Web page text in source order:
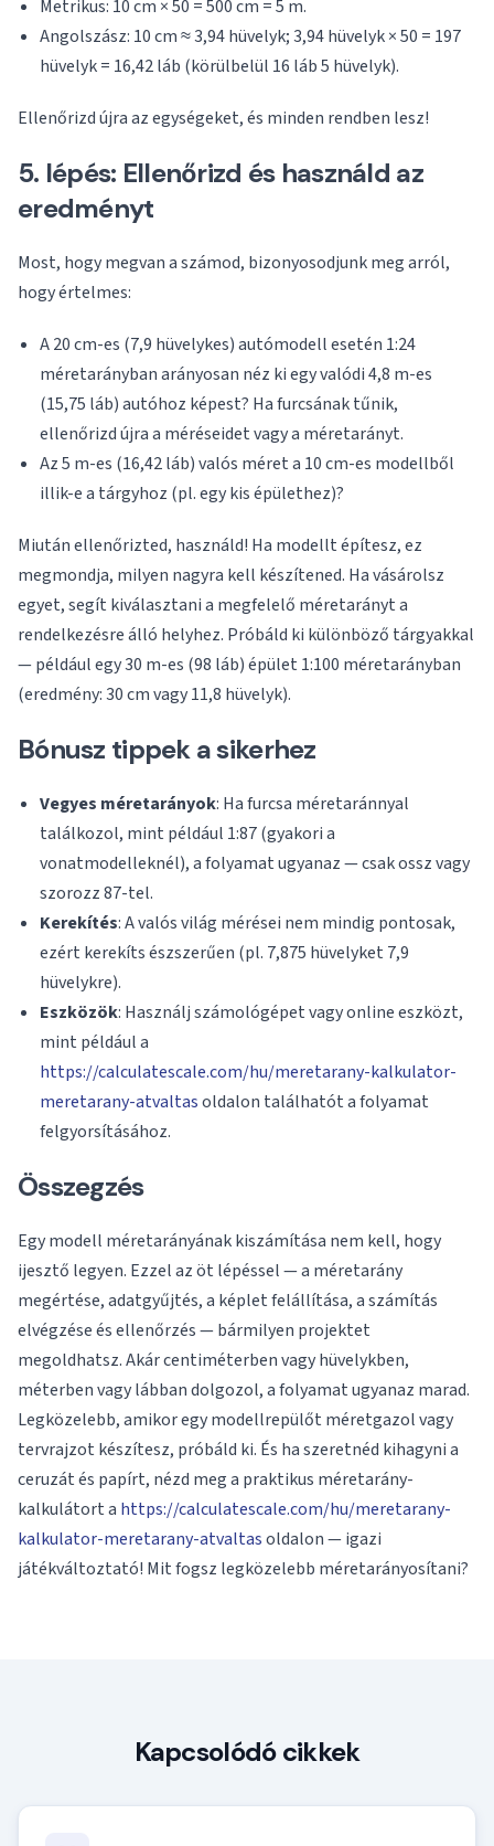
Metrikus: 10 cm × 50 = 500 cm = 5 m.
Angolszász: 10 cm ≈ 3,94 hüvelyk; 3,94 hüvelyk × 50 = 197
hüvelyk = 16,42 láb (körülbelül 16 láb 5 hüvelyk).
Ellenőrizd újra az egységeket, és minden rendben lesz!
5. lépés: Ellenőrizd és használd az
eredményt
Most, hogy megvan a számod, bizonyosodjunk meg arról,
hogy értelmes:
A 20 cm-es (7,9 hüvelykes) autómodell esetén 1:24
méretarányban arányosan néz ki egy valódi 4,8 m-es
(15,75 láb) autóhoz képest? Ha furcsának tűnik,
ellenőrizd újra a méréseidet vagy a méretarányt.
Az 5 m-es (16,42 láb) valós méret a 10 cm-es modellből
illik-e a tárgyhoz (pl. egy kis épülethez)?
Miután ellenőrizted, használd! Ha modellt építesz, ez
megmondja, milyen nagyra kell készítened. Ha vásárolsz
egyet, segít kiválasztani a megfelelő méretarányt a
rendelkezésre álló helyhez. Próbáld ki különböző tárgyakkal
— például egy 30 m-es (98 láb) épület 1:100 méretarányban
(eredmény: 30 cm vagy 11,8 hüvelyk).
Bónusz tippek a sikerhez
Vegyes méretarányok: Ha furcsa méretaránnyal
találkozol, mint például 1:87 (gyakori a
vonatmodelleknél), a folyamat ugyanaz — csak ossz vagy
szorozz 87-tel.
Kerekítés: A valós világ mérései nem mindig pontosak,
ezért kerekíts észszerűen (pl. 7,875 hüvelyket 7,9
hüvelykre).
Eszközök: Használj számológépet vagy online eszközt,
mint például a
https://calculatescale.com/hu/meretarany-kalkulator-
meretarany-atvaltasoldalon találhatót a folyamat
felgyorsításához.
Összegzés
Egy modell méretarányának kiszámítása nem kell, hogy
ijesztő legyen. Ezzel az öt lépéssel — a méretarány
megértése, adatgyűjtés, a képlet felállítása, a számítás
elvégzése és ellenőrzés — bármilyen projektet
megoldhatsz. Akár centiméterben vagy hüvelykben,
méterben vagy lábban dolgozol, a folyamat ugyanaz marad.
Legközelebb, amikor egy modellrepülőt méretgazol vagy
tervrajzot készítesz, próbáld ki. És ha szeretnéd kihagyni a
ceruzát és papírt, nézd meg a praktikus méretarány-
kalkulátort a https://calculatescale.com/hu/meretarany-
kalkulator-meretarany-atvaltasoldalon — igazi
játékváltoztató! Mit fogsz legközelebb méretarányosítani?
Kapcsolódó cikkek